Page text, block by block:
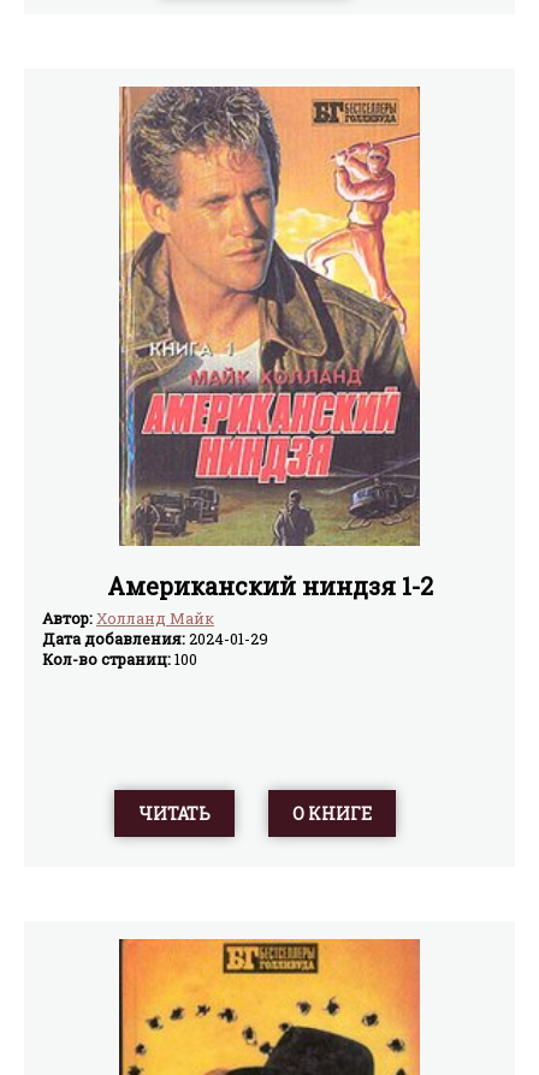
Американский ниндзя 1-2
Автор:Холланд Майк
Дата добавления:2024-01-29
Кол-во страниц:100
ЧИТАТЬ О КНИГЕ